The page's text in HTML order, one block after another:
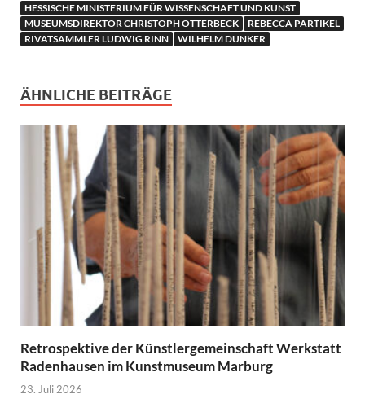
HESSISCHE MINISTERIUM FÜR WISSENSCHAFT UND KUNST
MUSEUMSDIREKTOR CHRISTOPH OTTERBECK
REBECCA PARTIKEL
RIVATSAMMLER LUDWIG RINN
WILHELM DUNKER
ÄHNLICHE BEITRÄGE
Retrospektive der Künstlergemeinschaft Werkstatt
Radenhausen im Kunstmuseum Marburg
23. Juli 2026